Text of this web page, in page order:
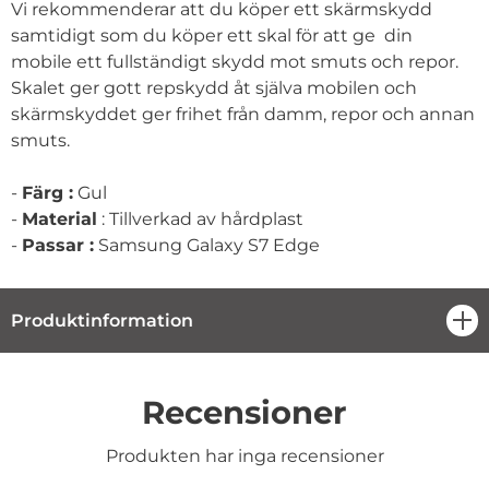
Vi rekommenderar att du köper ett skärmskydd
samtidigt som du köper ett skal för att ge din
mobile ett fullständigt skydd mot smuts och repor.
Skalet ger gott repskydd åt själva mobilen och
skärmskyddet ger frihet från damm, repor och annan
smuts.
- Färg : Gul
- Material : Tillverkad av hårdplast
- Passar : Samsung Galaxy S7 Edge
Produktinformation
Recensioner
Produkten har inga recensioner